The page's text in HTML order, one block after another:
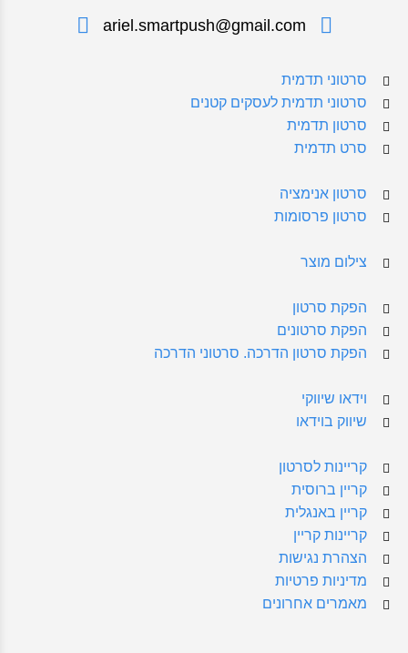
ariel.smartpush@gmail.com
סרטוני תדמית
סרטוני תדמית לעסקים קטנים
סרטון תדמית
סרט תדמית
סרטון אנימציה
סרטון פרסומות
צילום מוצר
הפקת סרטון
הפקת סרטונים
הפקת סרטון הדרכה. סרטוני הדרכה
וידאו שיווקי
שיווק בוידאו
קריינות לסרטון
קריין ברוסית
קריין באנגלית
קריינות קריין
הצהרת נגישות
מדיניות פרטיות
מאמרים אחרונים